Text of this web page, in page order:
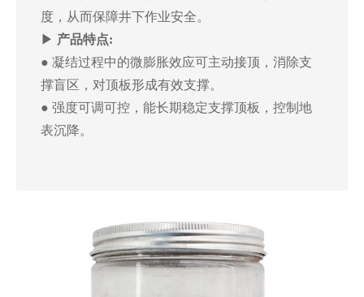
度，从而保障井下作业安全。
▶ 产品特点:
● 凝结过程中的微膨胀效应可主动接顶，消除支
撑盲区，对顶板形成有效支撑。
● 强度可调可控，能长期稳定支撑顶板，控制地
表沉降。